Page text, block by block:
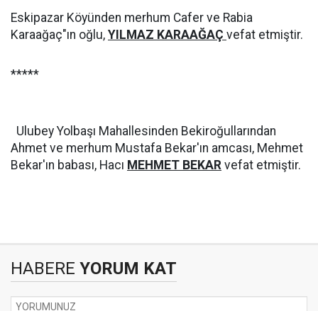
Eskipazar Köyünden merhum Cafer ve Rabia
Karaağaç"ın oğlu, YILMAZ KARAAĞAÇ vefat etmiştir.
*****
Ulubey Yolbaşı Mahallesinden Bekiroğullarından
Ahmet ve merhum Mustafa Bekar'ın amcası, Mehmet
Bekar'ın babası, Hacı MEHMET BEKAR vefat etmiştir.
HABERE YORUM KAT